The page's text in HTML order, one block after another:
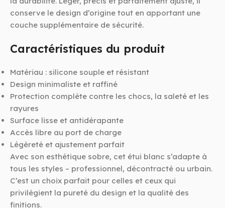
conserve le design d’origine tout en apportant une
couche supplémentaire de sécurité.
Caractéristiques du produit
Matériau : silicone souple et résistant
Design minimaliste et raffiné
Protection complète contre les chocs, la saleté et les
rayures
Surface lisse et antidérapante
Accès libre au port de charge
Légèreté et ajustement parfait
Avec son esthétique sobre, cet étui blanc s’adapte à
tous les styles – professionnel, décontracté ou urbain.
C’est un choix parfait pour celles et ceux qui
privilégient la pureté du design et la qualité des
finitions.